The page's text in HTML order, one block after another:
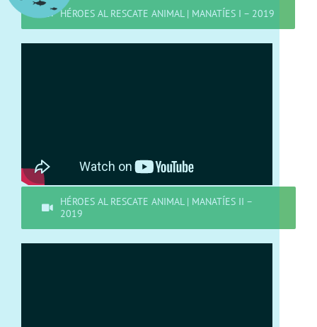
HÉROES AL RESCATE ANIMAL | MANATÍES I – 2019
HÉROES AL RESCATE ANIMAL | MANATÍES II –
2019